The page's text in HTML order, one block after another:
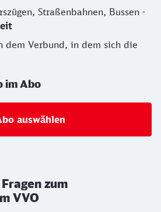
Straßenbahnen, Bussen -
dem Verbund, in dem sich die
im Abo
auswählen
zum
VVO